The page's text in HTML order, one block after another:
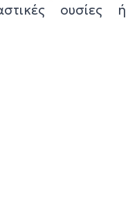
ουσίες ή